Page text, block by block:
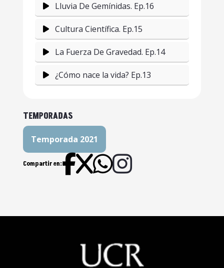
Lluvia De Gemínidas. Ep.16
Cultura Científica. Ep.15
La Fuerza De Gravedad. Ep.14
¿Cómo nace la vida? Ep.13
La Química En Casa. Ep.11
Luz Infrarroja. Ep.10
Marte: más cercano a la Tierra.
Del jabón y las burbujas. Ep.7
TEMPORADAS
Temporada 2021
Compartir en: